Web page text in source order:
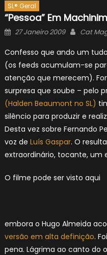
SL® Geral
“Pessoa” Em
Posted
27 Janeiro 2009 Author
Cat
Confesso que ando um
(os feeds acumulam-se
atenção que merecem).
surpresa que soube – pelo
(Halden Beaumont no SL)
silêncio para produzir e
Desta vez sobre Fernando
voz de Luís Gaspar. O
extraordinário, tocante, um
O filme pode ser visto aqui
embora o Hugo Almeida
versão em alta definição.
pena. Lágrima ao canto do